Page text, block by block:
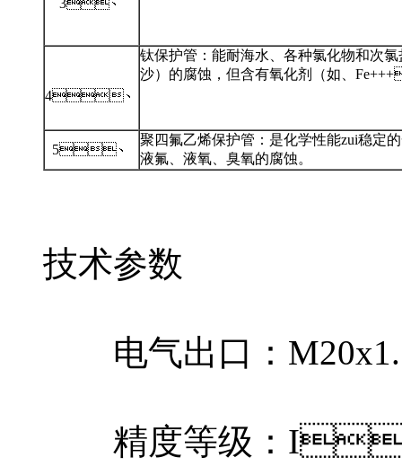
3、
4、
钛保护管：能耐海水、各种氯化物和次
沙）的腐蚀，但含有氧化剂（如、
5、
聚四氟乙烯保护管：是化学性能zui稳定的
液氟、液氧、臭氧的腐蚀。
技术参数
电气出口：
精度等级：